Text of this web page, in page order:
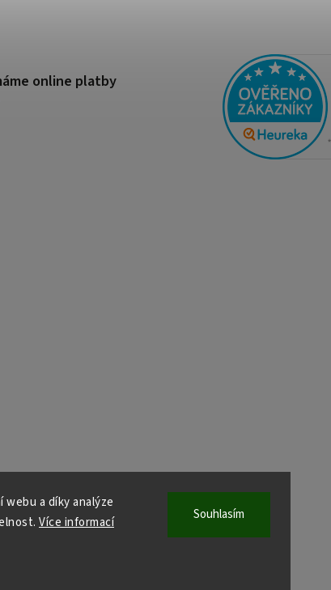
webu a díky analýze
Více informací Souhlasím
online platby